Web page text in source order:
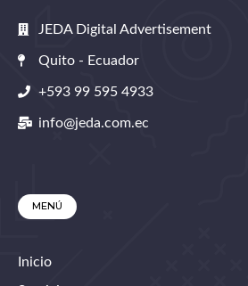
JEDA Digital Advertisement
Quito - Ecuador
+593 99 595 4933
info@jeda.com.ec
MENÚ
Inicio